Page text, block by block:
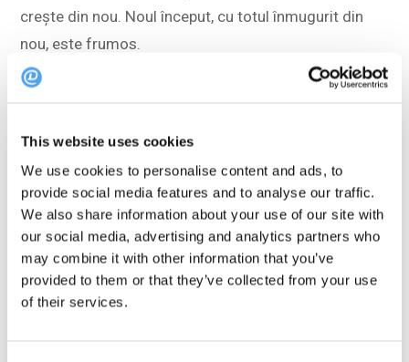
This website uses cookies
We use cookies to personalise content and ads, to
provide social media features and to analyse our traffic.
We also share information about your use of our site with
our social media, advertising and analytics partners who
may combine it with other information that you’ve
provided to them or that they’ve collected from your use
of their services.
crește din nou. Noul început, cu totul înmugurit din
nou, este frumos.
La Kadeau, ei își cultivă propriile recolte, iar în timpul
legume și fructe de pădure pentru alte sezoane.
-Înmagazinăm și murăm legumele și natura sălbatică
în toate modurile posibile. Fermentăm, sărăm, facem
uleiuri, oțeturi, siropuri etc., spune Nicolai Nørregaard.
-Este o modalitate bună de a evita risipa de alimente!